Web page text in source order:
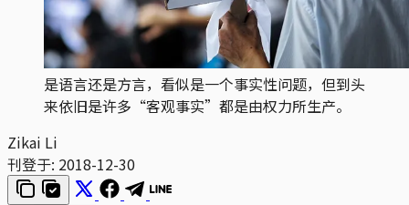
是语言还是方言，看似是一个事实性问题，但到头
来依旧是许多“客观事实”都是由权力所生产。
Zikai Li
刊登于: 2018-12-30